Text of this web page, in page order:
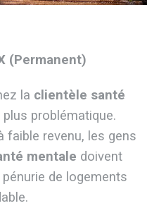
(Permanent)
la clientèle santé
problématique.
faible revenu, les gens
mentale doivent
de logements